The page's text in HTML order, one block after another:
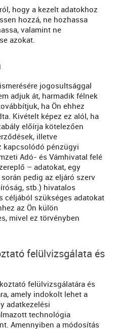
hogy a kezelt adatokhoz
hozzá, ne hozhassa
valamint ne
azokat.
jogosultsággal
adjuk át, harmadik félnek
ha Ön ehhez
Kivételt képez ez alól, ha
előírja kötelezően
illetve
kapcsolódó pénzügyi
Adó- és Vámhivatal felé
– adatokat, egy
pedig az eljáró szerv
stb.) hivatalos
céljából szükséges adatokat
az Ön külön
mivel ez törvényben
felülvizsgálata és
felülvizsgálatára és
amely indokolt lehet a
adatkezelési
technológia
Amennyiben a módosítás